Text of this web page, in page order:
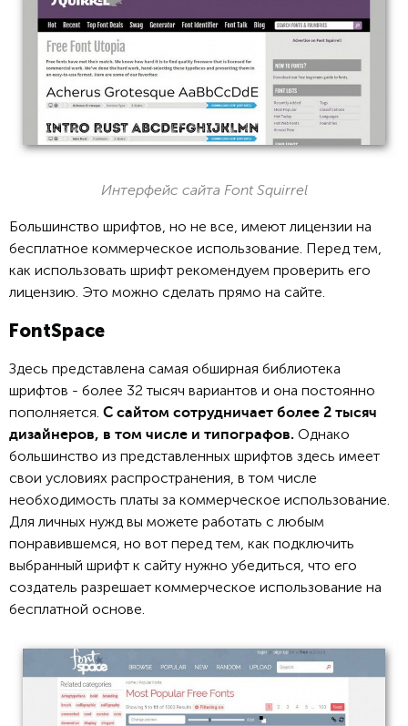
Интерфейс сайта Font Squirrel
Большинство шрифтов, но не все, имеют лицензии на
бесплатное коммерческое использование. Перед тем,
как использовать шрифт рекомендуем проверить его
лицензию. Это можно сделать прямо на сайте.
FontSpace
Здесь представлена самая обширная библиотека
шрифтов - более 32 тысяч вариантов и она постоянно
пополняется. С сайтом сотрудничает более 2 тысяч
дизайнеров, в том числе и типографов. Однако
большинство из представленных шрифтов здесь имеет
свои условиях распространения, в том числе
необходимость платы за коммерческое использование.
Для личных нужд вы можете работать с любым
понравившемся, но вот перед тем, как подключить
выбранный шрифт к сайту нужно убедиться, что его
создатель разрешает коммерческое использование на
бесплатной основе.